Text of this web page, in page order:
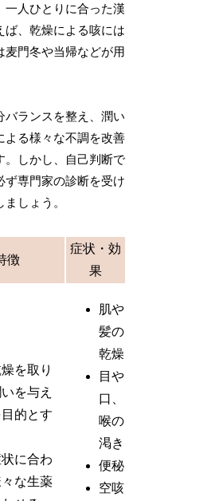
一人ひとりに合った漢
ば、乾燥による咳には
麦門冬や当帰などが用
バランスを整え、潤い
よる様々な不調を改善
。しかし、自己判断で
ず専門家の診断を受け
しょう。
徴
症状・効
果
を取り
を与え
的とす
に合わ
な生薬
肌や
髪の
乾燥
目や
口、
喉の
渇き
便秘
空咳